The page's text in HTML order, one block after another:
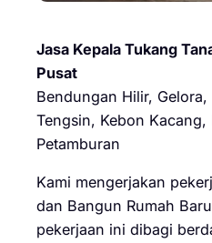
Jasa Kepala Tukang
Pusat
Bendungan Hilir,
Tengsin, Kebon Kacang,
Petamburan
Kami mengerjakan
dan Bangun Rumah
pekerjaan ini dibagi